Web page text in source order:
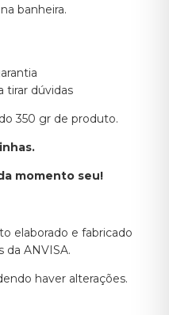
banheira.
tirar dúvidas
350 gr de produto.
momento seu!
elaborado e fabricado
da ANVISA.
haver alterações.